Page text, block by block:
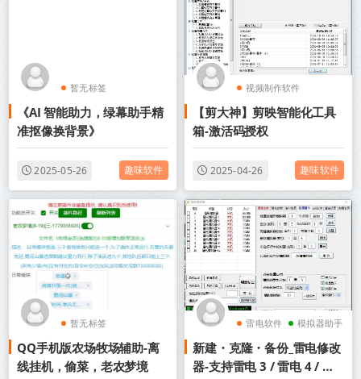
暂无标签
《AI 智能助力，绿幕助手精
准抠像换背景》
2025-05-26 趣味软件
视频制作软件
短视频制作
【剪大神】剪映智能化工具
箱-激活码授权
2025-04-26 趣味软件
暂无标签
QQ手机版农场牧场辅助-离
线挂机，偷菜，老农梦境
雷电软件 模拟器助手
新建・克隆・备份_雷电修改
器-支持雷电 3 / 雷电 4 / 雷